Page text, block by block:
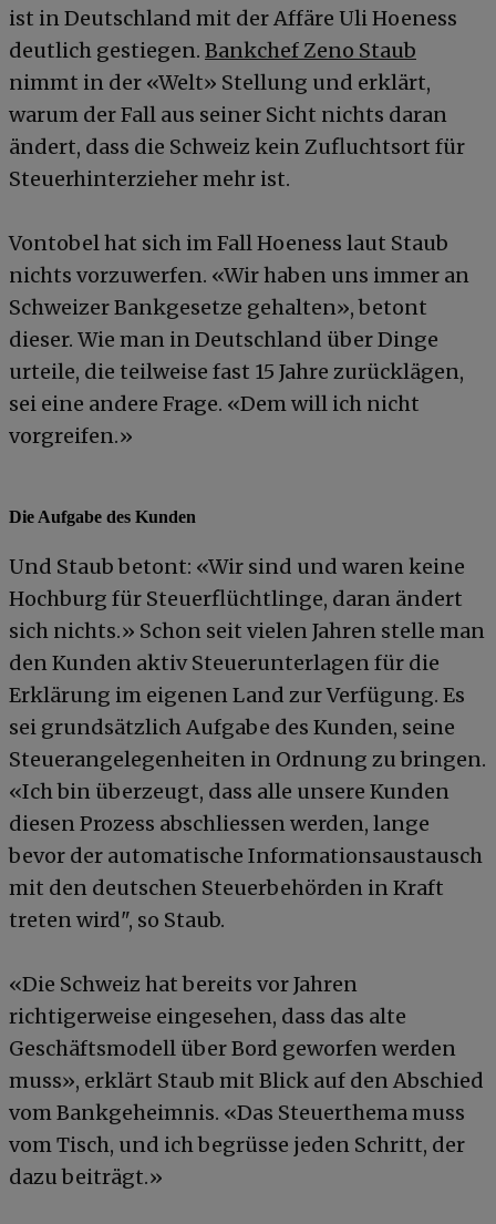
ist in Deutschland mit der Affäre Uli Hoeness
deutlich gestiegen. Bankchef Zeno Staub
nimmt in der «Welt» Stellung und erklärt,
warum der Fall aus seiner Sicht nichts daran
ändert, dass die Schweiz kein Zufluchtsort für
Steuerhinterzieher mehr ist.
Vontobel hat sich im Fall Hoeness laut Staub
nichts vorzuwerfen. «Wir haben uns immer an
Schweizer Bankgesetze gehalten», betont
dieser. Wie man in Deutschland über Dinge
urteile, die teilweise fast 15 Jahre zurücklägen,
sei eine andere Frage. «Dem will ich nicht
vorgreifen.»
Die Aufgabe des Kunden
Und Staub betont: «Wir sind und waren keine
Hochburg für Steuerflüchtlinge, daran ändert
sich nichts.» Schon seit vielen Jahren stelle man
den Kunden aktiv Steuerunterlagen für die
Erklärung im eigenen Land zur Verfügung. Es
sei grundsätzlich Aufgabe des Kunden, seine
Steuerangelegenheiten in Ordnung zu bringen.
«Ich bin überzeugt, dass alle unsere Kunden
diesen Prozess abschliessen werden, lange
bevor der automatische Informationsaustausch
mit den deutschen Steuerbehörden in Kraft
treten wird", so Staub.
«Die Schweiz hat bereits vor Jahren
richtigerweise eingesehen, dass das alte
Geschäftsmodell über Bord geworfen werden
muss», erklärt Staub mit Blick auf den Abschied
vom Bankgeheimnis. «Das Steuerthema muss
vom Tisch, und ich begrüsse jeden Schritt, der
dazu beiträgt.»